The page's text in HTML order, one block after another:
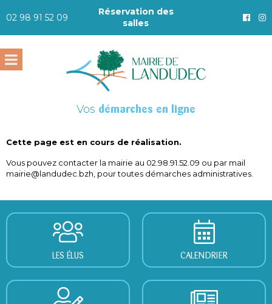
02 98 91 52 09
Réservation des
salles
Vos démarches en ligne
Cette page est en cours de réalisation.
Vous pouvez contacter la mairie au 02.98.91.52.09 ou par mail
mairie@landudec.bzh, pour toutes démarches administratives.
LES ÉLUS CALENDRIER